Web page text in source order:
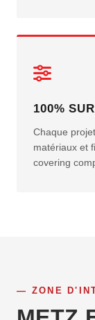
100%
Chaque
matériaux et
covering
ZONE